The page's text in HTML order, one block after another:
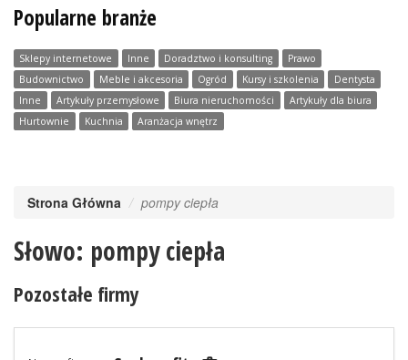
Popularne branże
Sklepy internetowe Inne Doradztwo i konsulting
Prawo
Budownictwo
Meble i akcesoria Ogród Kursy i szkolenia
Dentysta
Inne
Artykuły przemysłowe Biura nieruchomości
Artykuły dla biura
Hurtownie
Kuchnia Aranżacja wnętrz
Strona Główna pompy ciepła
Słowo: pompy ciepła
Pozostałe firmy